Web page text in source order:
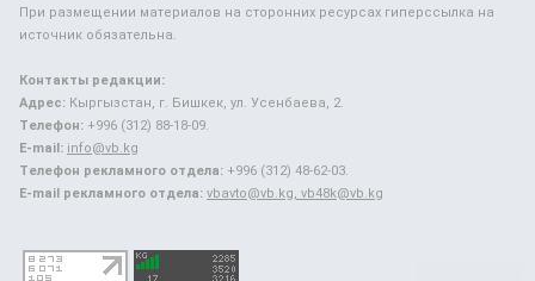
При размещении материалов на сторонних ресурсах гиперссылка на
источник обязательна.
Контакты редакции:
Адрес: Кыргызстан, г. Бишкек, ул. Усенбаева, 2.
Телефон: +996 (312) 88-18-09.
E-mail: info@vb.kg
Телефон рекламного отдела: +996 (312) 48-62-03.
E-mail рекламного отдела: vbavto@vb.kg, vb48k@vb.kg